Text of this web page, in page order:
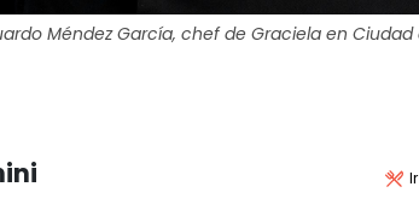
Méndez García, chef de Graciela en